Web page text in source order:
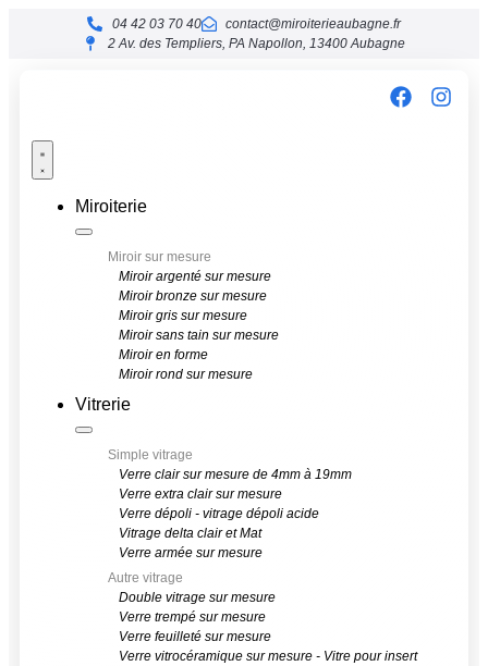
04 42 03 70 40
contact@miroiterieaubagne.fr
2 Av. des Templiers, PA Napollon, 13400 Aubagne
Miroiterie
Miroir sur mesure
Miroir argenté sur mesure
Miroir bronze sur mesure
Miroir gris sur mesure
Miroir sans tain sur mesure
Miroir en forme
Miroir rond sur mesure
Vitrerie
Simple vitrage
Verre clair sur mesure de 4mm à 19mm
Verre extra clair sur mesure
Verre dépoli - vitrage dépoli acide
Vitrage delta clair et Mat
Verre armée sur mesure
Autre vitrage
Double vitrage sur mesure
Verre trempé sur mesure
Verre feuilleté sur mesure
Verre vitrocéramique sur mesure - Vitre pour insert